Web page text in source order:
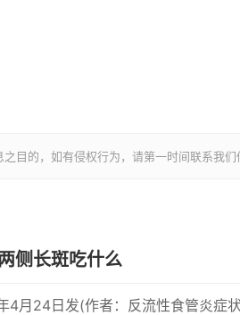
目的，如有侵权行为，请第一时间联系我们
侧长斑吃什么
4月24日发(作者：反流性食管炎症